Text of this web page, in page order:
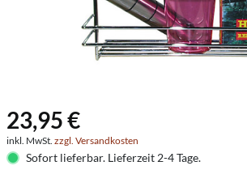
23,95 €
inkl. MwSt. zzgl. Versandkosten
Sofort lieferbar. Lieferzeit 2-4 Tage.